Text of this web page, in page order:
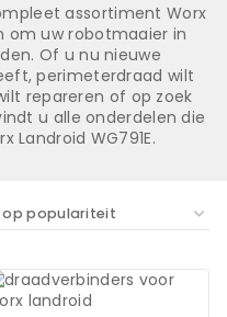
assortiment Worx
om uw robotmaaier in
Of u nu nieuwe
perimeterdraad wilt
repareren of op zoek
u alle onderdelen die
Landroid WG791E.